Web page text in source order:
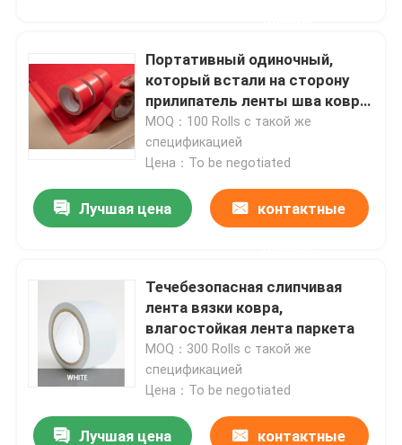
О Компании
Наша фабрика
контроль качества
Отправить запрос
горячий расплавьте клейкую ленту
Клейкая лента ковра
Портативный одиночный,
который встали на сторону
прилипатель ленты шва ковра
горячий непахучий
MOQ：100 Rolls с такой же
спецификацией
Цена：To be negotiated
Лучшая цена контактные
Течебезопасная слипчивая
лента вязки ковра,
влагостойкая лента паркета
MOQ：300 Rolls с такой же
спецификацией
Цена：To be negotiated
Лучшая цена контактные